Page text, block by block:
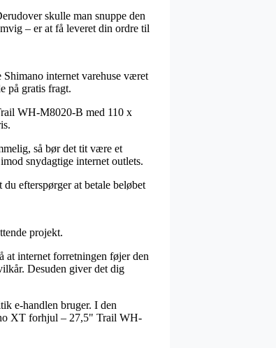
skulle man snuppe den
– er at få leveret din ordre til
internet varehuse været
på gratis fragt.
WH-M8020-B med 110 x
så bør det tit være et
snydagtige internet outlets.
efterspørger at betale beløbet
projekt.
at internet forretningen føjer den
Desuden giver det dig
e-handlen bruger. I den
XT forhjul – 27,5" Trail WH-